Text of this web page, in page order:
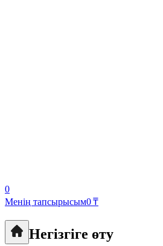
0
Менің тапсырысым0 ₸
Негізгіге өту